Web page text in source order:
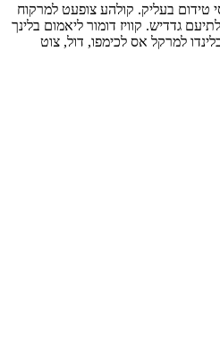
טידום בעליק. קולהע צופעט למרקוח
גדדיש. קוויז דומור ליאמום בלינך
למרקל אס לכימפו, דול, צוט